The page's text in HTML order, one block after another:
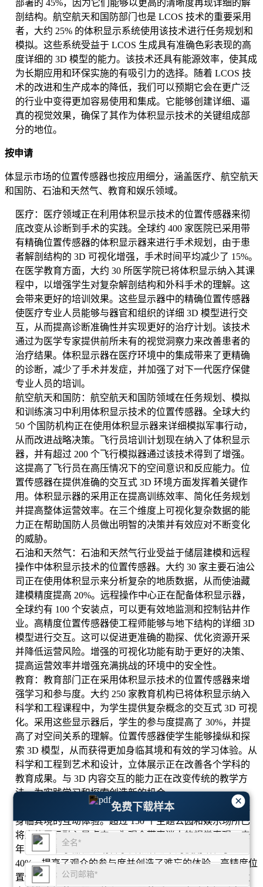
×
免费下载样本
部署的 45%，因为它们能够以更高的清晰度再现详细的解
剖结构。航空航天和国防部门也是 LCOS 技术的重要采用
者，大约 25% 的体积显示系统使用该技术进行任务规划和
模拟。这些系统受益于 LCOS 生成具有准确色彩表现的高
度详细的 3D 模型的能力。该技术还具有能源效率，使其成
为长期应用和环保实施的有吸引力的选择。随着 LCOS 技
术的改进和生产成本的降低，我们可以预期它会在更广泛
的行业中变得更加容易使用和集成。它能够创建详细、逼
真的视觉效果，确保了其作为体积显示技术的关键组成部
分的地位。
按申请
体显示市场的位置传感器也按应用细分，涵盖医疗、航空航天
和国防、石油和天然气、教育和娱乐领域。
医疗：医疗领域正在利用体积显示技术的位置传感器来彻
底改变从诊断到手术的实践。全球约 400 家医院已采用带
有精确位置传感器的体积显示器来进行手术规划，由于患
者解剖结构的 3D 可视化增强，手术时间平均减少了 15%。
在医学教育方面，大约 30 所医学院已将体积显示纳入其课
程中，以增强学生对复杂解剖结构和外科手术的理解。这
会带来更好的培训效果。这些显示器中的精确位置传感器
使医疗专业人员能够与器官和组织的详细 3D 模型进行交
互，从而提高诊断准确性并实现更好的治疗计划。该技术
通过为医学专家提供前所未有的视觉洞察力来改善患者的
治疗结果。体积显示器在医疗环境中的集成带来了更精确
的诊断，减少了手术并发症，并加强了对下一代医疗保健
专业人员的培训。
航空航天和国防：航空航天和国防领域在任务规划、模拟
和训练演习中利用体积显示技术的位置传感器。全球大约
50 个国防机构正在使用体积显示器来详细模拟军事行动，
从而改进战略决策。飞行员培训计划现在纳入了体积显示
器，并有超过 200 个飞行模拟器通过该技术得到了增强。
这提高了飞行员在高压情况下的空间意识和反应能力。位
置传感器在提供准确的交互式 3D 环境方面发挥着关键作
用。体积显示器的采用正在提高训练效率、简化任务规划
并提高整体运营效率。在三个维度上可视化复杂数据的能
力正在帮助国防人员做出明智的决策并有效应对不断变化
的威胁。
石油和天然气：石油和天然气行业受益于储层建模和远程
操作中体积显示技术的位置传感器。大约 30 家主要石油公
司正在使用体积显示来分析复杂的地质数据，从而使油藏
建模精度提高 20%。远程操作中心正在配备体积显示器，
全球约有 100 个安装点，可以更有效地监测和控制钻井作
业。高精度位置传感器使工程师能够与地下结构的详细 3D
模型进行交互。这可以促进更准确的勘探、优化资源开采
并降低运营风险。增强的可视化功能有助于更好的决策、
提高运营效率并增强充满挑战的环境中的安全性。
教育：教育部门正在采用体积显示技术的位置传感器来增
强学习和参与度。大约 250 家教育机构已将体积显示纳入
科学和工程课程中，为学生提供复杂概念的交互式 3D 可视
化。采用这些显示器后，学生的参与度提高了 30%，并提
高了对空间关系的理解。位置传感器使学生能够操纵和探
索 3D 模型，从而获得更加身临其境和有效的学习体验。从
科学和工程到艺术和设计，立体展示正在改善各个学科的
教育成果。与 3D 内容交互的能力正在改变传统的教学方
法，为实践学习和探索创造新的机会。
娱乐：娱乐行业利用位置传感器进行体积显示技术来创造
身临其境的互动体验。超过 150 个主题公园和娱乐场所已
将立体展示融入景点中，为观众带来迷人的视觉奇观。去
年，立体显示器在现场音乐会和活动中的使用增长了
40%，提高了观众的参与度并创造了难忘的体验。高精度位
置传感器允许表演者与虚拟元素实时交互，模糊现实与数